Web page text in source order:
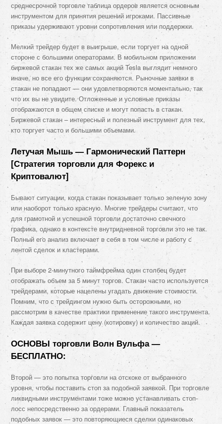
среднесрочной торговле таблица ордеров является основным
инструментом для принятия решений игроками. Пассивные
приказы удерживают уровни сопротивления или поддержки.
Мелкий трейдер будет в выигрыше, если торгует на одной
стороне с большими операторами. В мобильном приложении
биржевой стакан тех же самых акций Tesla выглядит немного
иначе, но все его функции сохраняются. Рыночные заявки в
стакан не попадают — они удовлетворяются моментально, так
что их вы не увидите. Отложенные и условные приказы
отображаются в общем списке и могут попасть в стакан.
Биржевой стакан – интересный и полезный инструмент для тех,
кто торгует часто и большими объемами.
Летучая Мышь — Гармонический Паттерн
[Стратегия торговли для Форекс и
Криптовалют]
Бывают ситуации, когда стакан показывает только зеленую зону
или наоборот только красную. Многие трейдеры считают, что
для грамотной и успешной торговли достаточно свечного
графика, однако в контексте внутридневной торговли это не так.
Полный его анализ включает в себя в том числе и работу с
лентой сделок и кластерами.
При выборе 2-минутного таймфрейма один столбец будет
отображать объем за 5 минут торгов. Стакан часто используется
трейдерами, которые нацелены угадать движение стоимости.
Помним, что с трейдингом нужно быть осторожными, но
рассмотрим в качестве практики применение такого инструмента.
Каждая заявка содержит цену (котировку) и количество акций.
ОСНОВЫ торговли Волн Вульфа —
БЕСПЛАТНО:
Второй — это попытка торговли на отскоке от выбранного
уровня, чтобы поставить стоп за подобной заявкой. При торговле
ликвидными инструментами тоже можно устанавливать стоп-
лосс непосредственно за ордерами. Главный показатель
подобных заявок — это повторяющиеся сделки одинаковых